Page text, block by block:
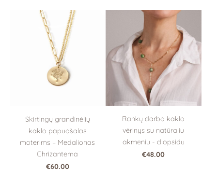
Skirtingų grandinėlių
kaklo papuošalas
moterims – Medalionas
Chrizantema
€60.00
Rankų darbo kaklo
vėrinys su natūraliu
akmeniu - diopsidu
€48.00